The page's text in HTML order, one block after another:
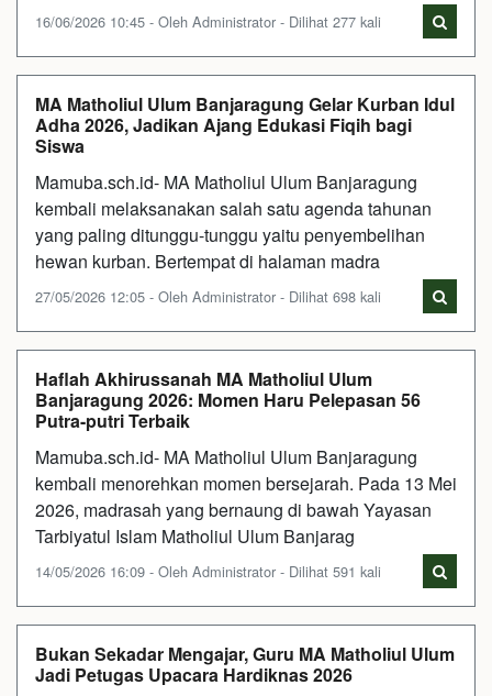
16/06/2026 10:45 - Oleh Administrator - Dilihat 277 kali
MA Matholiul Ulum Banjaragung Gelar Kurban Idul
Adha 2026, Jadikan Ajang Edukasi Fiqih bagi
Siswa
Mamuba.sch.id- MA Matholiul Ulum Banjaragung
kembali melaksanakan salah satu agenda tahunan
yang paling ditunggu-tunggu yaitu penyembelihan
hewan kurban. Bertempat di halaman madra
27/05/2026 12:05 - Oleh Administrator - Dilihat 698 kali
Haflah Akhirussanah MA Matholiul Ulum
Banjaragung 2026: Momen Haru Pelepasan 56
Putra-putri Terbaik
Mamuba.sch.id- MA Matholiul Ulum Banjaragung
kembali menorehkan momen bersejarah. Pada 13 Mei
2026, madrasah yang bernaung di bawah Yayasan
Tarbiyatul Islam Matholiul Ulum Banjarag
14/05/2026 16:09 - Oleh Administrator - Dilihat 591 kali
Bukan Sekadar Mengajar, Guru MA Matholiul Ulum
Jadi Petugas Upacara Hardiknas 2026